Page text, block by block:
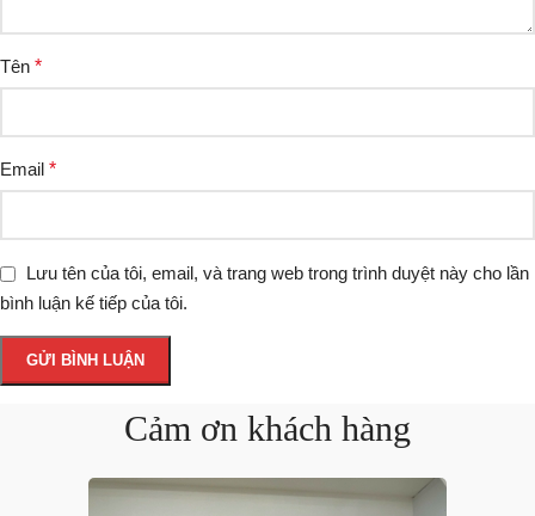
Tên *
Email *
Lưu tên của tôi, email, và trang web trong trình duyệt này cho lần
bình luận kế tiếp của tôi.
Cảm ơn khách hàng